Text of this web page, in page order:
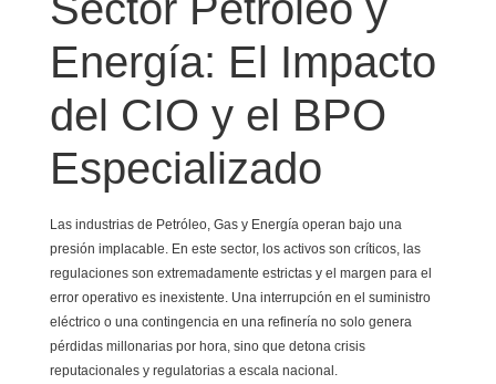
Energía: El Impacto
del CIO y el BPO
Especializado
Las industrias de Petróleo, Gas y Energía operan bajo una
presión implacable. En este sector, los activos son críticos, las
regulaciones son extremadamente estrictas y el margen para el
error operativo es inexistente. Una interrupción en el suministro
eléctrico o una contingencia en una refinería no solo genera
pérdidas millonarias por hora, sino que detona crisis
reputacionales y regulatorias a escala nacional.